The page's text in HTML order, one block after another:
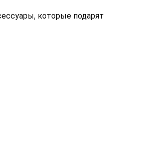
которые подарят